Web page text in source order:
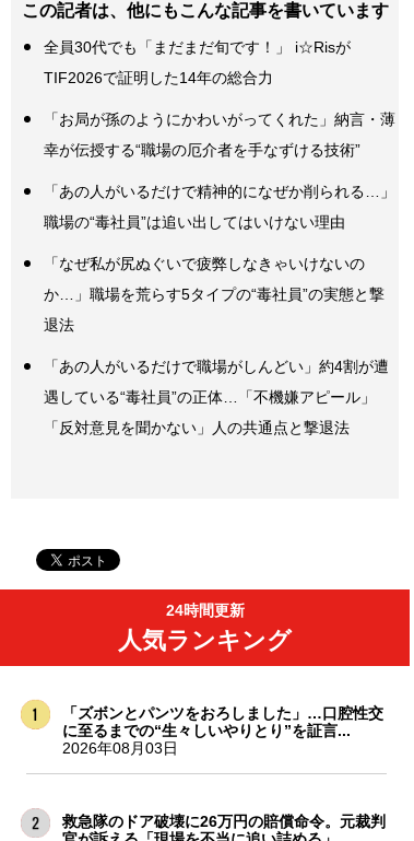
この記者は、他にもこんな記事を書いています
全員30代でも「まだまだ旬です！」 i☆Risが
TIF2026で証明した14年の総合力
「お局が孫のようにかわいがってくれた」納言・薄
幸が伝授する“職場の厄介者を手なずける技術”
「あの人がいるだけで精神的になぜか削られる…」
職場の“毒社員”は追い出してはいけない理由
「なぜ私が尻ぬぐいで疲弊しなきゃいけないの
か…」職場を荒らす5タイプの“毒社員”の実態と撃
退法
「あの人がいるだけで職場がしんどい」約4割が遭
遇している“毒社員”の正体…「不機嫌アピール」
「反対意見を聞かない」人の共通点と撃退法
24時間更新
人気ランキング
「ズボンとパンツをおろしました」…口腔性交
に至るまでの“生々しいやりとり”を証言...
2026年08月03日
救急隊のドア破壊に26万円の賠償命令。元裁判